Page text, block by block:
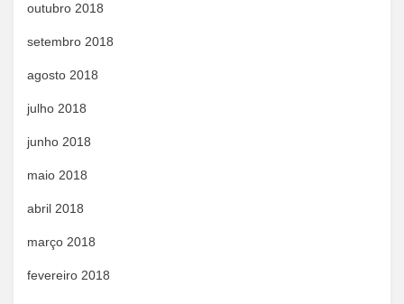
outubro 2018
setembro 2018
agosto 2018
julho 2018
junho 2018
maio 2018
abril 2018
março 2018
fevereiro 2018